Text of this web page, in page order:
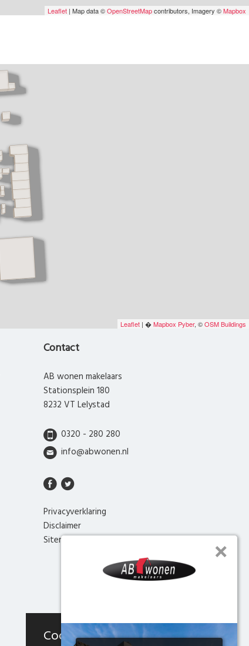
Leaflet | Map data ©OpenStreetMapcontributors, Imagery ©Mapbox
Leaflet | �Mapbox Pyber, ©OSM Buildings
Contact
AB wonen makelaars
Stationsplein 180
8232 VT Lelystad
0320 - 280 280
info@abwonen.nl
Privacyverklaring
Disclaimer
Sitemap
Cookies